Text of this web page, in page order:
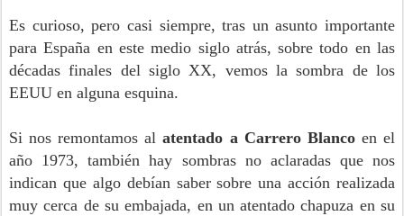
Es curioso, pero casi siempre, tras un asunto importante
para España en este medio siglo atrás, sobre todo en las
décadas finales del siglo XX, vemos la sombra de los
EEUU en alguna esquina.
Si nos remontamos alatentado a Carrero Blancoen el
año 1973, también hay sombras no aclaradas que nos
indican que algo debían saber sobre una acción realizada
muy cerca de su embajada, en un atentado chapuza en su